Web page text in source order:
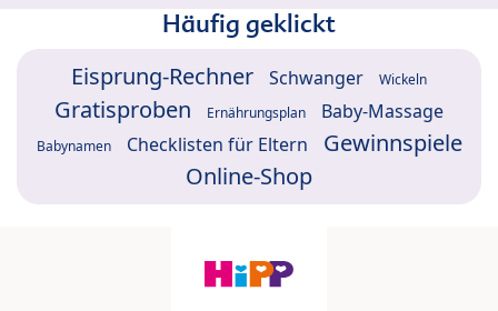
Häufig geklickt
Eisprung-Rechner Schwanger Wickeln
Gratisproben Ernährungsplan Baby-Massage
Babynamen Checklisten für Eltern
Gewinnspiele
Online-Shop